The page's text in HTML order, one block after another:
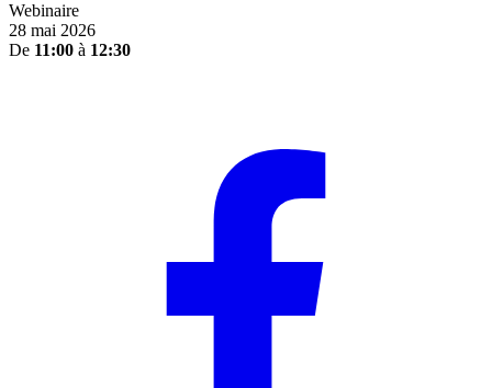
Webinaire
28 mai 2026
De 11:00 à 12:30